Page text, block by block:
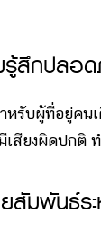
รู้สึกปลอ
ผู้ที่อยู่คนเดี
เสียงผิดปกติ
สัมพันธ์ร